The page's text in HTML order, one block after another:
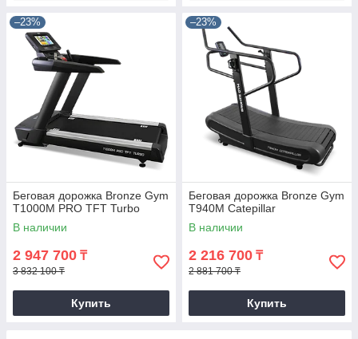
–23%
Беговая дорожка Bronze Gym
T1000M PRO TFT Turbo
В наличии
2 947 700 ₸
3 832 100 ₸
Купить
–23%
Беговая дорожка Bronze Gym
T940M Catepillar
В наличии
2 216 700 ₸
2 881 700 ₸
Купить